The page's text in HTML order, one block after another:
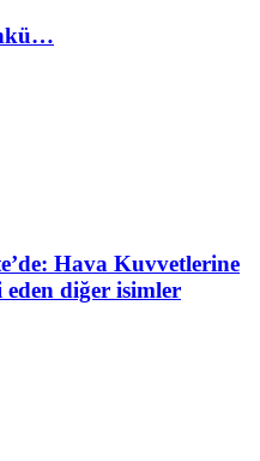
Hava Kuvvetlerine
diğer isimler